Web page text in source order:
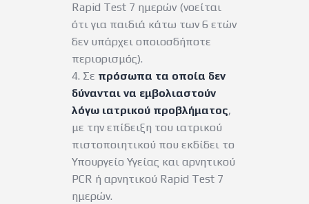
Rapid Test 7 ημερών (νοείται
ότι για παιδιά κάτω των 6 ετών
δεν υπάρχει οποιοσδήποτε
περιορισμός).
4. Σε πρόσωπα τα οποία δεν
δύνανται να εμβολιαστούν
λόγω ιατρικού προβλήματος,
με την επίδειξη του ιατρικού
πιστοποιητικού που εκδίδει το
Υπουργείο Υγείας και αρνητικού
PCR ή αρνητικού Rapid Test 7
ημερών.